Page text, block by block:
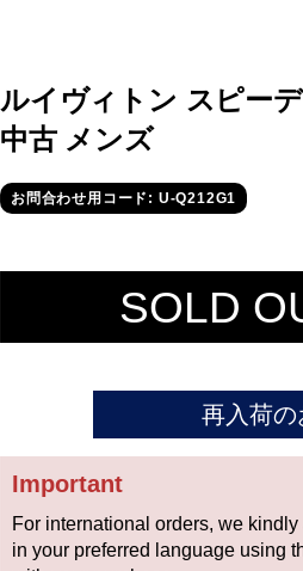
ルイヴィトン スピー
中古 メンズ
お問合わせ用コード: U-Q212G1
SOLD
再入荷の
Important
For international orders, we
in your preferred language using